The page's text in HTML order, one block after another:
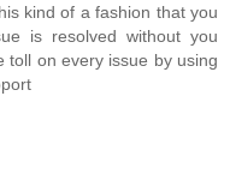
kind of a fashion that you
is resolved without you
toll on every issue by using